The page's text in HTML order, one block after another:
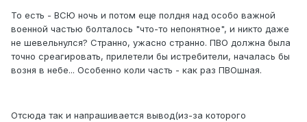
То есть - ВСЮ ночь и потом еще полдня над особо важной
военной частью болталось "что-то непонятное", и никто даже
не шевельнулся? Странно, ужасно странно. ПВО должна была
точно среагировать, прилетели бы истребители, началась бы
возня в небе... Особенно коли часть - как раз ПВОшная.
Отсюда так и напрашивается вывод(из-за которого